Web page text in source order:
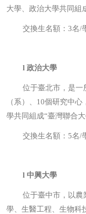
大學、政治大學共同組
交換生名額：3名/
l政治大學
位于臺北市，是一
（系）、10個研究中
學共同組成“臺灣聯合大
交換生名額：5名/
l中興大學
位于臺中市，以農
學、生醫工程、生物科